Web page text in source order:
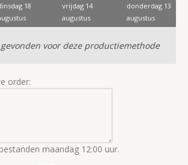
18
vrijdag 14
augustus
donderdag 13
augustus
voor deze productiemethode
order:
maandag 12:00 uur.